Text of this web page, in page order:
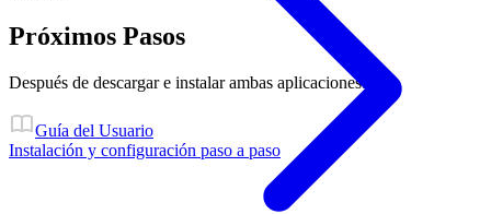
Próximos Pasos
Después de descargar e instalar ambas aplicaciones:
Guía del Usuario
Instalación y configuración paso a paso